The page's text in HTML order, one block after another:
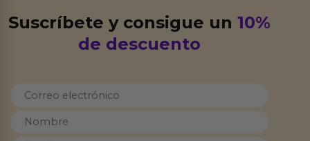
Suscríbete y consigue un10%
de descuento